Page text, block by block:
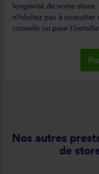
longévité de votre store.
n'hésitez pas à
conseils ou pour
Nos autres
de